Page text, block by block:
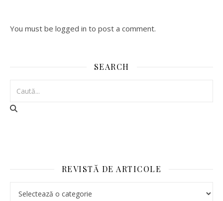
You must be logged in to post a comment.
SEARCH
REVISTĂ DE ARTICOLE